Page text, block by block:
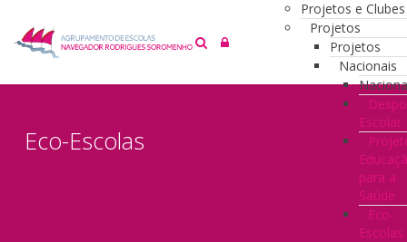
Projetos e Clubes
Projetos
Projetos
Nacionais
Escolar
para a
Saúde
Eco-
Escolas
Eco-Escolas